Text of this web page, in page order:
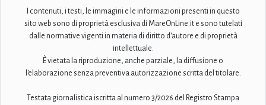
I contenuti, i testi, le immagini e le informazioni presenti in questo
sito web sono di proprietà esclusiva di MareOnLine.it e sono tutelati
dalle normative vigenti in materia di diritto d'autore e di proprietà
intellettuale.
È vietata la riproduzione, anche parziale, la diffusione o
l'elaborazione senza preventiva autorizzazione scritta del titolare.
Testata giornalistica iscritta al numero 3/2026 del Registro Stampa